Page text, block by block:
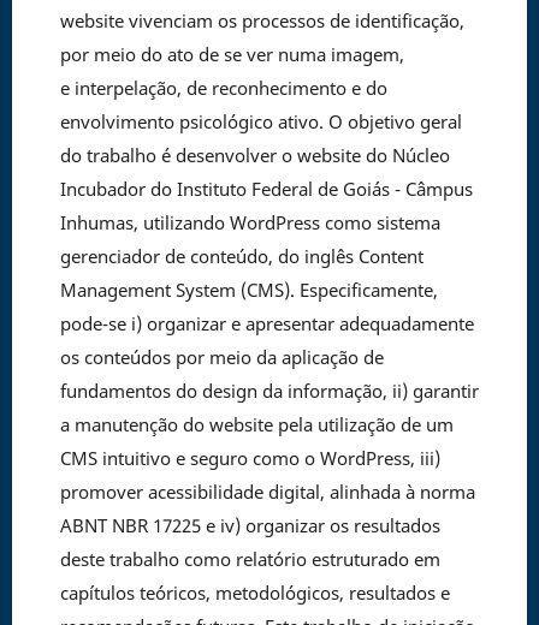
website vivenciam os processos de identificação,
por meio do ato de se ver numa imagem,
e interpelação, de reconhecimento e do
envolvimento psicológico ativo. O objetivo geral
do trabalho é desenvolver o website do Núcleo
Incubador do Instituto Federal de Goiás - Câmpus
Inhumas, utilizando WordPress como sistema
gerenciador de conteúdo, do inglês Content
Management System (CMS). Especificamente,
pode-se i) organizar e apresentar adequadamente
os conteúdos por meio da aplicação de
fundamentos do design da informação, ii) garantir
a manutenção do website pela utilização de um
CMS intuitivo e seguro como o WordPress, iii)
promover acessibilidade digital, alinhada à norma
ABNT NBR 17225 e iv) organizar os resultados
deste trabalho como relatório estruturado em
capítulos teóricos, metodológicos, resultados e